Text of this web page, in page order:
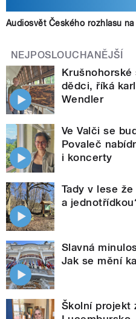
Audiosvět Českého rozhlasu
NEJPOSLOUCHANĚJŠÍ
dědci, říká
Wendler
Ve Valči se
Povaleč
i koncerty
Tady v lese
a
Slavná
Jak se mění
Školní projekt